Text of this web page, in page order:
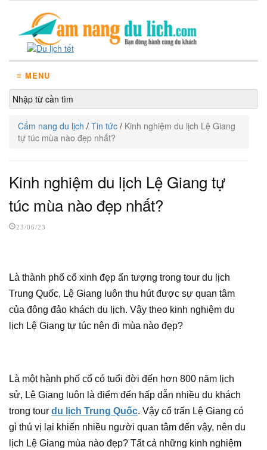
≡ MENU
Cẩm nang du lịch / Tin tức / Kinh nghiệm du lịch Lệ Giang
tự túc mùa nào đẹp nhất?
Kinh nghiệm du lịch Lệ Giang tự
túc mùa nào đẹp nhất?
23/06/23
Là thành phố cổ xinh đẹp ấn tượng trong tour du lịch
Trung Quốc, Lệ Giang luôn thu hút được sự quan tâm
của đông đảo khách du lịch. Vậy theo kinh nghiệm du
lịch Lệ Giang tự túc nên đi mùa nào đẹp?
Là một hành phố cổ có tuổi đời đến hơn 800 năm lịch
sử, Lệ Giang luôn là điểm đến hấp dẫn nhiều du khách
trong tour du lịch Trung Quốc. Vậy cổ trấn Lệ Giang có
gì thú vị lại khiến nhiều người quan tâm đến vậy, nên du
lịch Lệ Giang mùa nào đẹp? Tất cả những kinh nghiệm